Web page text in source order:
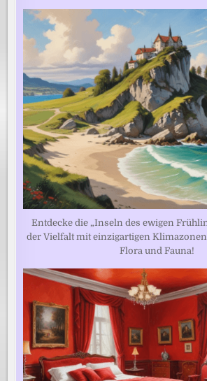
Entdecke die „Inseln des ewigen
der Vielfalt mit einzigartigen
Flora und Fauna!